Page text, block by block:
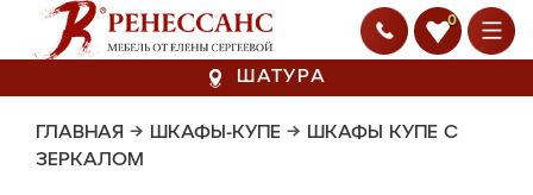
0
ШАТУРА
ГЛАВНАЯ → ШКАФЫ-КУПЕ → ШКАФЫ КУПЕ С
ЗЕРКАЛОМ